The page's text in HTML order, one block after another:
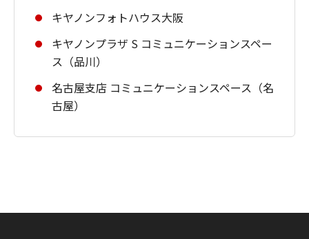
キヤノンフォトハウス大阪
キヤノンプラザ S コミュニケーションスペー
ス（品川）
名古屋支店 コミュニケーションスペース（名
古屋）